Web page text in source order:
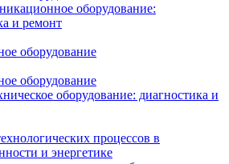
оборудование:
и ремонт
оборудование
оборудование
оборудование: диагностика и
процессов в
и энергетике